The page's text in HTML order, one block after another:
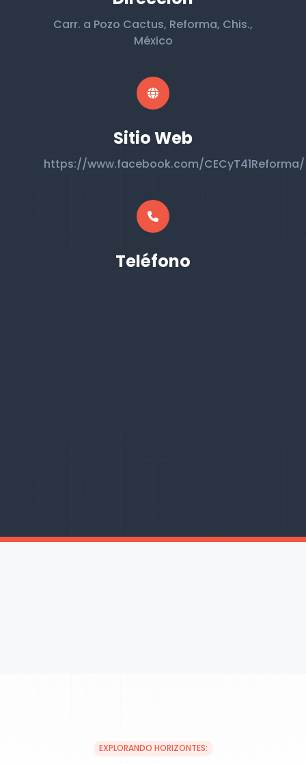
Carr. a Pozo Cactus, Reforma, Chis.,
México
Sitio Web
https://www.facebook.com/CECyT41Reforma/
Teléfono
EXPLORANDO HORIZONTES: